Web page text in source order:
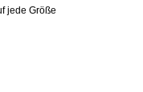
jede Größe